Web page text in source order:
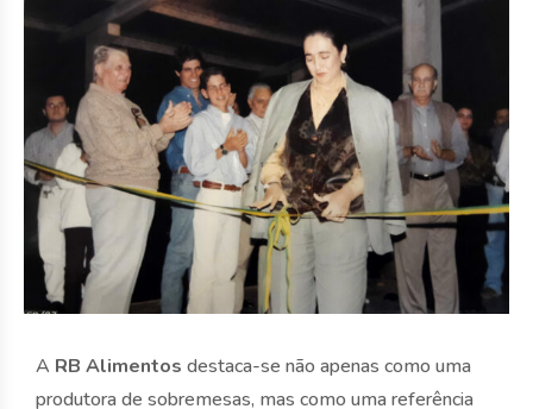
A RB Alimentos destaca-se não apenas como uma
produtora de sobremesas, mas como uma referência